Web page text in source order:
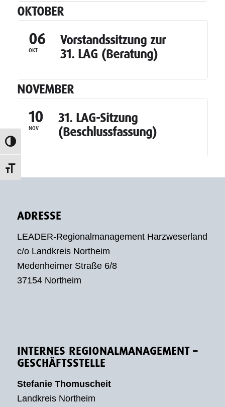
Umschalten auf hohe Kontraste
Schrift vergrößern
OKTOBER
06
OKT
Vorstandssitzung zur
31. LAG (Beratung)
NOVEMBER
10
NOV
31. LAG-Sitzung
(Beschlussfassung)
ADRESSE
LEADER-Regionalmanagement Harzweserland
c/o Landkreis Northeim
Medenheimer Straße 6/8
37154 Northeim
INTERNES REGIONALMANAGEMENT –
GESCHÄFTSSTELLE
Stefanie Thomuscheit
Landkreis Northeim